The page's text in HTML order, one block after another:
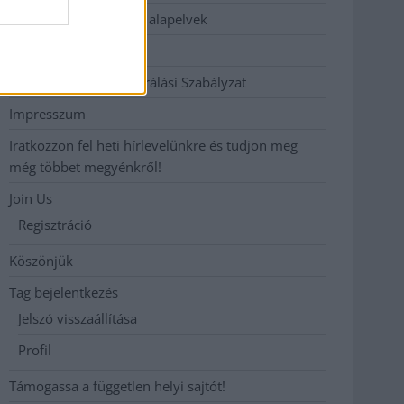
Etikai és függetlenségi alapelvek
Hozzászólási és Moderálási Szabályzat
Impresszum
Iratkozzon fel heti hírlevelünkre és tudjon meg
még többet megyénkről!
Join Us
Regisztráció
Köszönjük
Tag bejelentkezés
Jelszó visszaállítása
Profil
Támogassa a független helyi sajtót!